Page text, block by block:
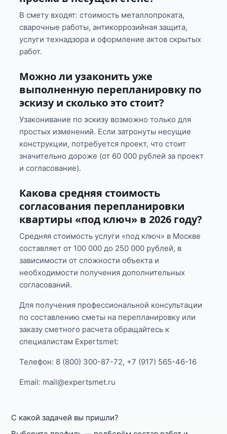
В смету входят: стоимость металлопроката,
сварочные работы, антикоррозийная защита,
услуги технадзора и оформление актов скрытых
работ.
Можно ли узаконить уже
выполненную перепланировку по
эскизу и сколько это стоит?
Узаконивание по эскизу возможно только для
простых изменений. Если затронуты несущие
конструкции, потребуется проект, что стоит
значительно дороже (от 60 000 рублей за проект
и согласование).
Какова средняя стоимость
согласования перепланировки
квартиры «под ключ» в 2026 году?
Средняя стоимость услуги «под ключ» в Москве
составляет от 100 000 до 250 000 рублей, в
зависимости от сложности объекта и
необходимости получения дополнительных
согласований.
Для получения профессиональной консультации
по составлению сметы на перепланировку или
заказу сметного расчета обращайтесь к
специалистам Expertsmet:
Телефон: 8 (800) 300-87-72, +7 (917) 565-46-16
Email: mail@expertsmet.ru
С какой задачей вы пришли?